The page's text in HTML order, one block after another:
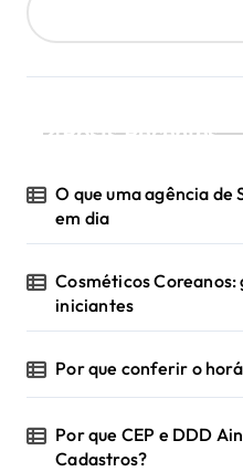
a
ç
o
p
o
s
t
s
Posts Recentes
O que uma agência de
em dia
Cosméticos
iniciantes
Por que conferir o
Por que CEP e DDD
Cadastros?